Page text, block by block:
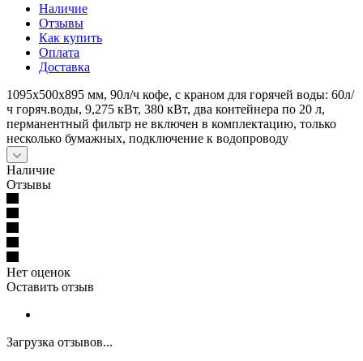
Наличие
Отзывы
Как купить
Оплата
Доставка
1095х500х895 мм, 90л/ч кофе, с краном для горячей воды: 60л/
ч горяч.воды, 9,275 кВт, 380 кВт, два контейнера по 20 л,
перманентный фильтр не включен в комплектацию, только
несколько бумажных, подключение к водопроводу
Наличие
Отзывы
Нет оценок
Оставить отзыв
Загрузка отзывов...